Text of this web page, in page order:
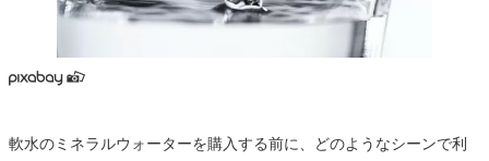
軟水のミネラルウォーターを購入する前に、どのようなシーンで利